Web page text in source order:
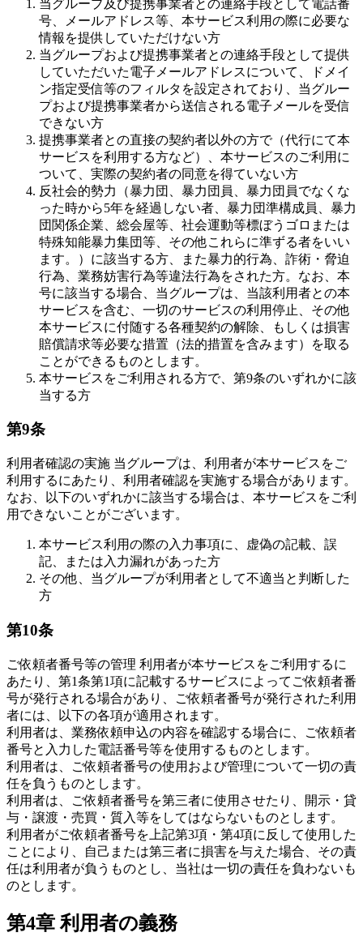
当グループ及び提携事業者との連絡手段として電話番
号、メールアドレス等、本サービス利用の際に必要な
情報を提供していただけない方
当グループおよび提携事業者との連絡手段として提供
していただいた電子メールアドレスについて、ドメイ
ン指定受信等のフィルタを設定されており、当グルー
プおよび提携事業者から送信される電子メールを受信
できない方
提携事業者との直接の契約者以外の方で（代行にて本
サービスを利用する方など）、本サービスのご利用に
ついて、実際の契約者の同意を得ていない方
反社会的勢力（暴力団、暴力団員、暴力団員でなくな
った時から5年を経過しない者、暴力団準構成員、暴力
団関係企業、総会屋等、社会運動等標ぼうゴロまたは
特殊知能暴力集団等、その他これらに準ずる者をいい
ます。）に該当する方、また暴力的行為、詐術・脅迫
行為、業務妨害行為等違法行為をされた方。なお、本
号に該当する場合、当グループは、当該利用者との本
サービスを含む、一切のサービスの利用停止、その他
本サービスに付随する各種契約の解除、もしくは損害
賠償請求等必要な措置（法的措置を含みます）を取る
ことができるものとします。
本サービスをご利用される方で、第9条のいずれかに該
当する方
第9条
利用者確認の実施 当グループは、利用者が本サービスをご
利用するにあたり、利用者確認を実施する場合があります。
なお、以下のいずれかに該当する場合は、本サービスをご利
用できないことがございます。
本サービス利用の際の入力事項に、虚偽の記載、誤
記、または入力漏れがあった方
その他、当グループが利用者として不適当と判断した
方
第10条
ご依頼者番号等の管理 利用者が本サービスをご利用するに
あたり、第1条第1項に記載するサービスによってご依頼者番
号が発行される場合があり、ご依頼者番号が発行された利用
者には、以下の各項が適用されます。
利用者は、業務依頼申込の内容を確認する場合に、ご依頼者
番号と入力した電話番号等を使用するものとします。
利用者は、ご依頼者番号の使用および管理について一切の責
任を負うものとします。
利用者は、ご依頼者番号を第三者に使用させたり、開示・貸
与・譲渡・売買・質入等をしてはならないものとします。
利用者がご依頼者番号を上記第3項・第4項に反して使用した
ことにより、自己または第三者に損害を与えた場合、その責
任は利用者が負うものとし、当社は一切の責任を負わないも
のとします。
第4章 利用者の義務